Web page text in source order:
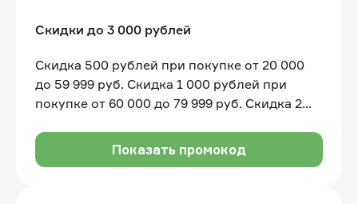
Скидки до 3 000 рублей
Скидка 500 рублей при покупке от 20 000
до 59 999 руб. Скидка 1 000 рублей при
покупке от 60 000 до 79 999 руб. Скидка 2
руб. Скидка 3 000 рублей при покупке от
100 000 руб
Показать промокод